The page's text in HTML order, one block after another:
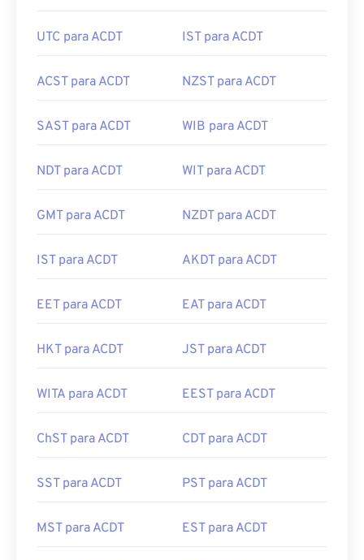
UTC para ACDT IST para ACDT
ACST para ACDT NZST para ACDT
SAST para ACDT WIB para ACDT
NDT para ACDT WIT para ACDT
GMT para ACDT NZDT para ACDT
IST para ACDT AKDT para ACDT
EET para ACDT EAT para ACDT
HKT para ACDT JST para ACDT
WITA para ACDT EEST para ACDT
ChST para ACDT CDT para ACDT
SST para ACDT PST para ACDT
MST para ACDT EST para ACDT